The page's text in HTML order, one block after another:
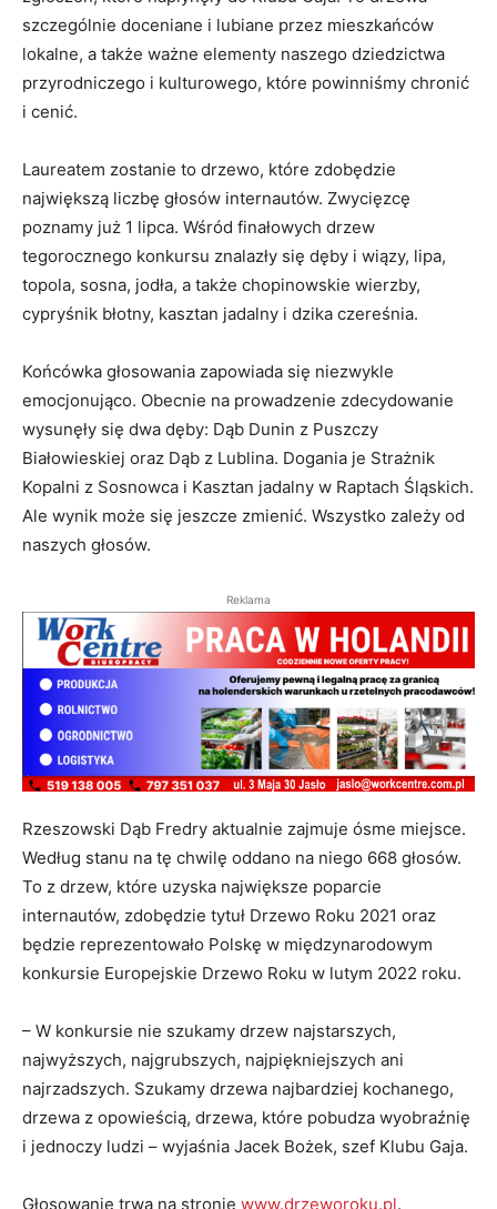
szczególnie doceniane i lubiane przez mieszkańców
lokalne, a także ważne elementy naszego dziedzictwa
przyrodniczego i kulturowego, które powinniśmy chronić
i cenić.
Laureatem zostanie to drzewo, które zdobędzie
największą liczbę głosów internautów. Zwycięzcę
poznamy już 1 lipca. Wśród finałowych drzew
tegorocznego konkursu znalazły się dęby i wiązy, lipa,
topola, sosna, jodła, a także chopinowskie wierzby,
cypryśnik błotny, kasztan jadalny i dzika czereśnia.
Końcówka głosowania zapowiada się niezwykle
emocjonująco. Obecnie na prowadzenie zdecydowanie
wysunęły się dwa dęby: Dąb Dunin z Puszczy
Białowieskiej oraz Dąb z Lublina. Dogania je Strażnik
Kopalni z Sosnowca i Kasztan jadalny w Raptach Śląskich.
Ale wynik może się jeszcze zmienić. Wszystko zależy od
naszych głosów.
Reklama
Rzeszowski Dąb Fredry aktualnie zajmuje ósme miejsce.
Według stanu na tę chwilę oddano na niego 668 głosów.
To z drzew, które uzyska największe poparcie
internautów, zdobędzie tytuł Drzewo Roku 2021 oraz
będzie reprezentowało Polskę w międzynarodowym
konkursie Europejskie Drzewo Roku w lutym 2022 roku.
– W konkursie nie szukamy drzew najstarszych,
najwyższych, najgrubszych, najpiękniejszych ani
najrzadszych. Szukamy drzewa najbardziej kochanego,
drzewa z opowieścią, drzewa, które pobudza wyobraźnię
i jednoczy ludzi – wyjaśnia Jacek Bożek, szef Klubu Gaja.
Głosowanie trwa na stronie www.drzeworoku.pl.